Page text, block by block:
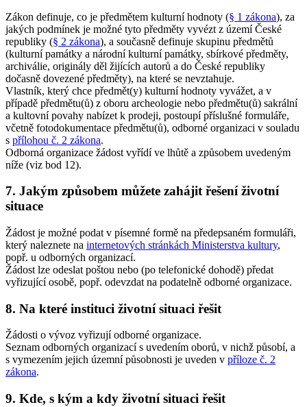
Zákon definuje, co je předmětem kulturní hodnoty (§ 1 zákona), za
jakých podmínek je možné tyto předměty vyvézt z území České
republiky (§ 2 zákona), a současně definuje skupinu předmětů
(kulturní památky a národní kulturní památky, sbírkové předměty,
archiválie, originály děl žijících autorů a do České republiky
dočasně dovezené předměty), na které se nevztahuje.
Vlastník, který chce předmět(y) kulturní hodnoty vyvážet, a v
případě předmětu(ů) z oboru archeologie nebo předmětu(ů) sakrální
a kultovní povahy nabízet k prodeji, postoupí příslušné formuláře,
včetně fotodokumentace předmětu(ů), odborné organizaci v souladu
s přílohou č. 2 zákona.
Odborná organizace žádost vyřídí ve lhůtě a způsobem uvedeným
níže (viz bod 12).
7. Jakým způsobem můžete zahájit řešení životní
situace
Žádost je možné podat v písemné formě na předepsaném formuláři,
který naleznete na internetových stránkách Ministerstva kultury,
popř. u odborných organizací.
Žádost lze odeslat poštou nebo (po telefonické dohodě) předat
vyřizující osobě, popř. odevzdat na podatelně odborné organizace.
8. Na které instituci životní situaci řešit
Žádosti o vývoz vyřizují odborné organizace.
Seznam odborných organizací s uvedením oborů, v nichž působí, a
s vymezením jejich územní působnosti je uveden v příloze č. 2
zákona.
9. Kde, s kým a kdy životní situaci řešit